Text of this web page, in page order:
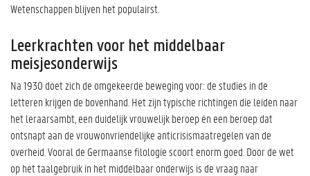
Wetenschappen blijven het populairst.
Leerkrachten voor het middelbaar
meisjesonderwijs
Na 1930 doet zich de omgekeerde beweging voor: de studies in de
letteren krijgen de bovenhand. Het zijn typische richtingen die leiden naar
het leraarsambt, een duidelijk vrouwelijk beroep én een beroep dat
ontsnapt aan de vrouwonvriendelijke anticrisismaatregelen van de
overheid. Vooral de Germaanse filologie scoort enorm goed. Door de wet
op het taalgebruik in het middelbaar onderwijs is de vraag naar